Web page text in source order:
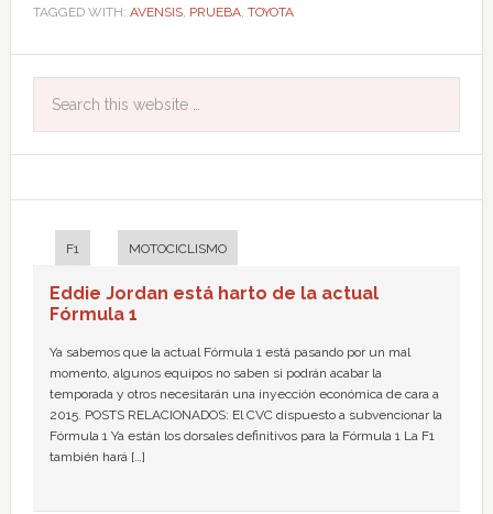
TAGGED WITH: AVENSIS, PRUEBA, TOYOTA
F1 MOTOCICLISMO
Eddie Jordan está harto de la actual
Fórmula 1
Ya sabemos que la actual Fórmula 1 está pasando por un mal
momento, algunos equipos no saben si podrán acabar la
temporada y otros necesitarán una inyección económica de cara a
2015. POSTS RELACIONADOS: El CVC dispuesto a subvencionar la
Fórmula 1 Ya están los dorsales definitivos para la Fórmula 1 La F1
también hará […]